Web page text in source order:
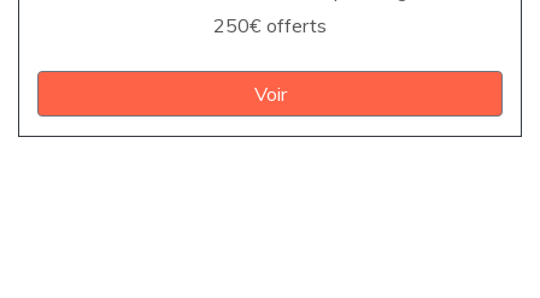
250€ offerts
Voir